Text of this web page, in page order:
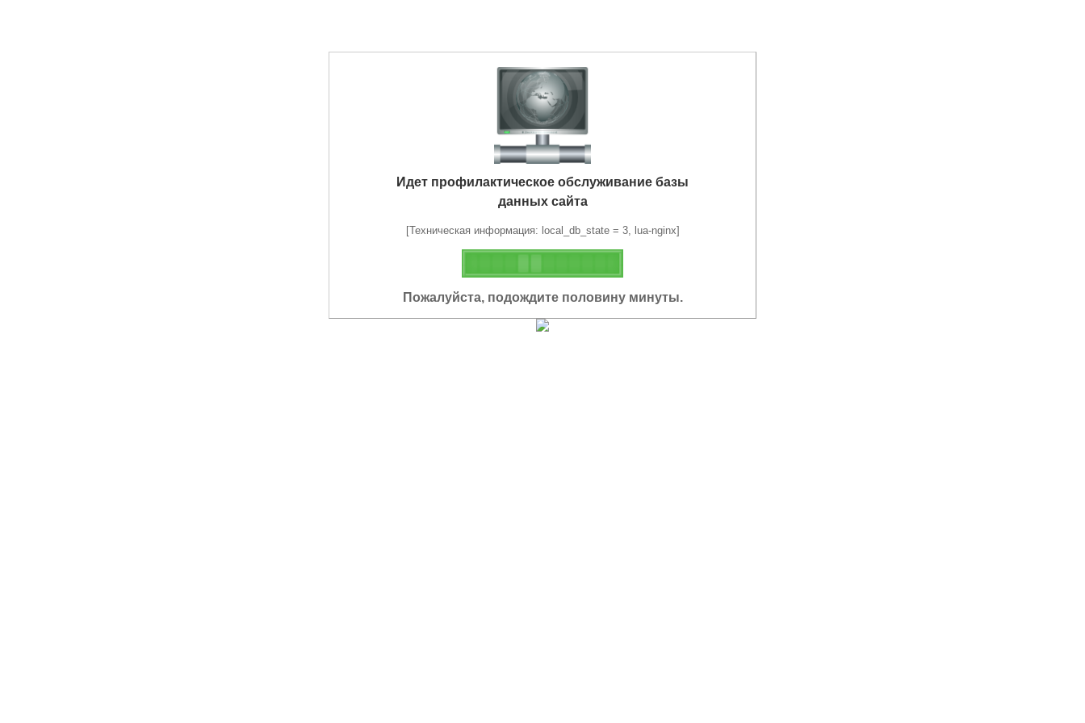
Идет профилактическое обслуживание базы
данных сайта
[Техническая информация: local_db_state = 3, lua-nginx]
Пожалуйста, подождите половину минуты.